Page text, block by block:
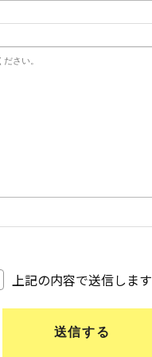
上記の内容で送信します